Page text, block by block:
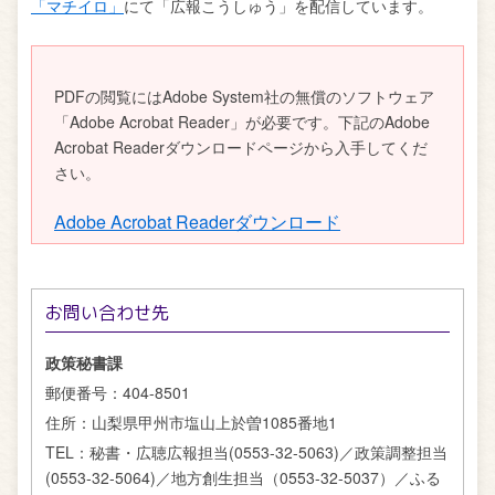
「マチイロ」 にて「広報こうしゅう」を配信しています。
PDFの閲覧にはAdobe System社の無償のソフトウェア
「Adobe Acrobat Reader」が必要です。下記のAdobe
Acrobat Readerダウンロードページから入手してくだ
さい。
Adobe Acrobat Readerダウンロード
お問い合わせ先
政策秘書課
郵便番号： 404-8501
住所： 山梨県甲州市塩山上於曽1085番地1
TEL： 秘書・広聴広報担当(0553-32-5063)／政策調整担当
(0553-32-5064)／地方創生担当（0553-32-5037）／ふる